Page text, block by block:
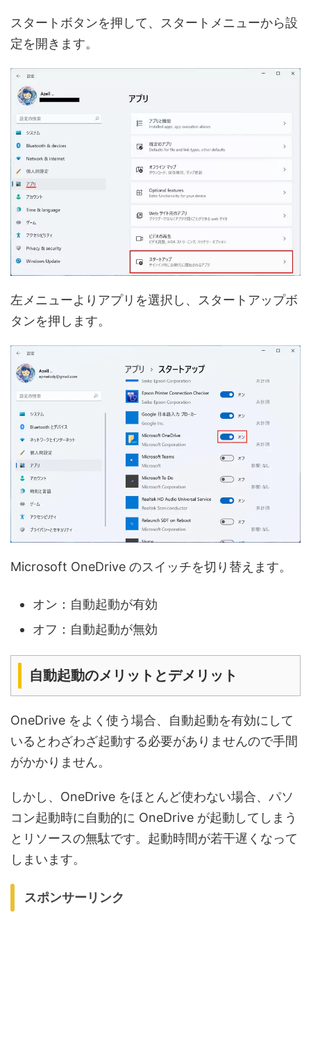
スタートボタンを押して、スタートメニューから設
定を開きます。
左メニューよりアプリを選択し、スタートアップボ
タンを押します。
Microsoft OneDrive のスイッチを切り替えます。
オン：自動起動が有効
オフ：自動起動が無効
自動起動のメリットとデメリット
OneDrive をよく使う場合、自動起動を有効にして
いるとわざわざ起動する必要がありませんので手間
がかかりません。
しかし、OneDrive をほとんど使わない場合、パソ
コン起動時に自動的に OneDrive が起動してしまう
とリソースの無駄です。起動時間が若干遅くなって
しまいます。
スポンサーリンク